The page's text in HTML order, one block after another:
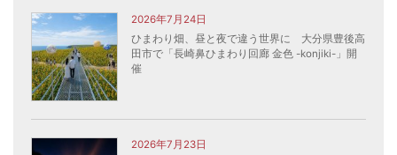
2026年7月24日
ひまわり畑、昼と夜で違う世界に 大分県豊後高
田市で「長崎鼻ひまわり回廊 金色 -konjiki-」開
催
2026年7月23日